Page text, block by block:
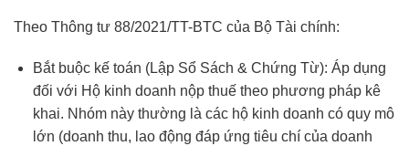
Theo Thông tư 88/2021/TT-BTC của Bộ Tài chính:
Bắt buộc kế toán (Lập Sổ Sách & Chứng Từ): Áp dụng
đối với Hộ kinh doanh nộp thuế theo phương pháp kê
khai. Nhóm này thường là các hộ kinh doanh có quy mô
lớn (doanh thu, lao động đáp ứng tiêu chí của doanh